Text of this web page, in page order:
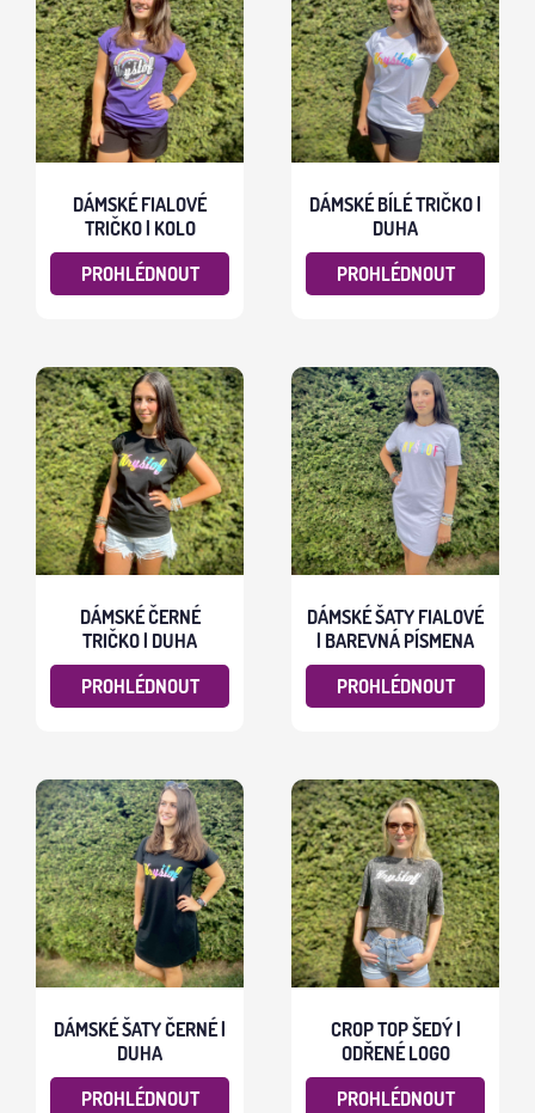
DÁMSKÉ FIALOVÉ
TRIČKO | KOLO
PROHLÉDNOUT
DÁMSKÉ BÍLÉ TRIČKO |
DUHA
PROHLÉDNOUT
DÁMSKÉ ČERNÉ
TRIČKO | DUHA
PROHLÉDNOUT
DÁMSKÉ ŠATY FIALOVÉ
| BAREVNÁ PÍSMENA
PROHLÉDNOUT
DÁMSKÉ ŠATY ČERNÉ |
DUHA
PROHLÉDNOUT
CROP TOP ŠEDÝ |
ODŘENÉ LOGO
PROHLÉDNOUT